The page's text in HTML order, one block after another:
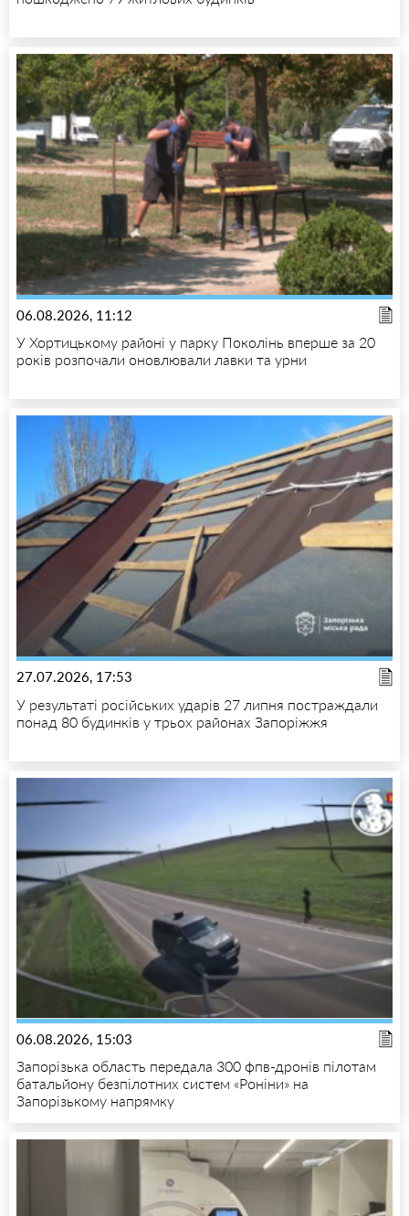
06.08.2026, 11:12
У Хортицькому районі у парку Поколінь вперше за 20
років розпочали оновлювали лавки та урни
27.07.2026, 17:53
У результаті російських ударів 27 липня постраждали
понад 80 будинків у трьох районах Запоріжжя
06.08.2026, 15:03
Запорізька область передала 300 фпв-дронів пілотам
батальйону безпілотних систем «Роніни» на
Запорізькому напрямку